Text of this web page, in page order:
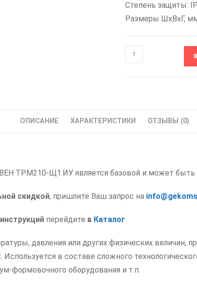
Степень защиты:
Размеры ШxВxГ,
Количество
товара
измеритель
ОПИСАНИЕ ХАРАКТЕРИСТИКИ ОТЗЫВЫ (0)
ТРМ210-Щ1.ИУ является базовой и может быть
скидкой, пришлите Ваш запрос на
инструкций перейдите в Каталог
давления или других физических величин,
Используется в составе сложного
формовочного оборудования и т.п.